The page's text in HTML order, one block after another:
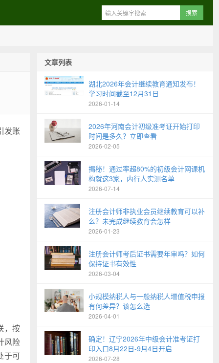
发账
，按
风险
于可
文章列表
湖北2026年会计继续教育通知发布！
学习时间截至12月31日
2026-01-14
2026年河南会计初级准考证开始打印
时间是多久？立即查看
2026-02-05
揭秘！通过率超80%的初级会计网课机
构就这3家，内行人实测名单
2026-07-14
注册会计师非执业会员继续教育可以补
么？未完成继续教育会怎样
2026-01-23
注册会计师考后证书需要年审吗？如何
保持证书有效性
2026-03-04
小规模纳税人与一般纳税人增值税申报
有何差异？该怎么选
2026-04-01
确定！辽宁2026年中级会计准考证打
印入口8月22日-9月4日开启
2026-07-28